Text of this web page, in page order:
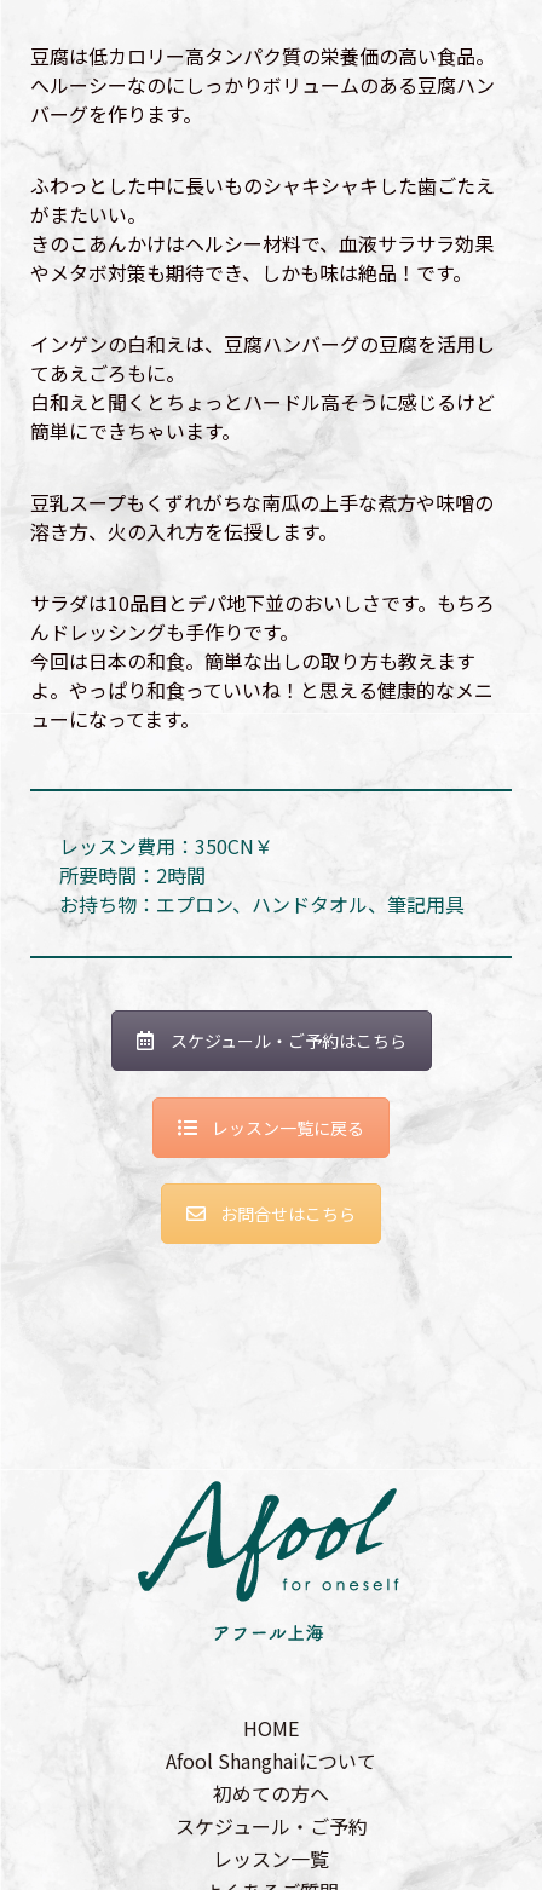
豆腐は低カロリー高タンパク質の栄養価の高い食品。
へルーシーなのにしっかりボリュームのある豆腐ハン
バーグを作ります。
ふわっとした中に長いものシャキシャキした歯ごたえ
がまたいい。
きのこあんかけはヘルシー材料で、血液サラサラ効果
やメタボ対策も期待でき、しかも味は絶品！です。
インゲンの白和えは、豆腐ハンバーグの豆腐を活用し
てあえごろもに。
白和えと聞くとちょっとハードル高そうに感じるけど
簡単にできちゃいます。
豆乳スープもくずれがちな南瓜の上手な煮方や味噌の
溶き方、火の入れ方を伝授します。
サラダは10品目とデパ地下並のおいしさです。もちろ
んドレッシングも手作りです。
今回は日本の和食。簡単な出しの取り方も教えます
よ。やっぱり和食っていいね！と思える健康的なメニ
ューになってます。
レッスン費用：350CN￥
所要時間：2時間
お持ち物：エプロン、ハンドタオル、筆記用具
スケジュール・ご予約はこちら
レッスン一覧に戻る
お問合せはこちら
HOME
Afool Shanghaiについて
初めての方へ
スケジュール・ご予約
レッスン一覧